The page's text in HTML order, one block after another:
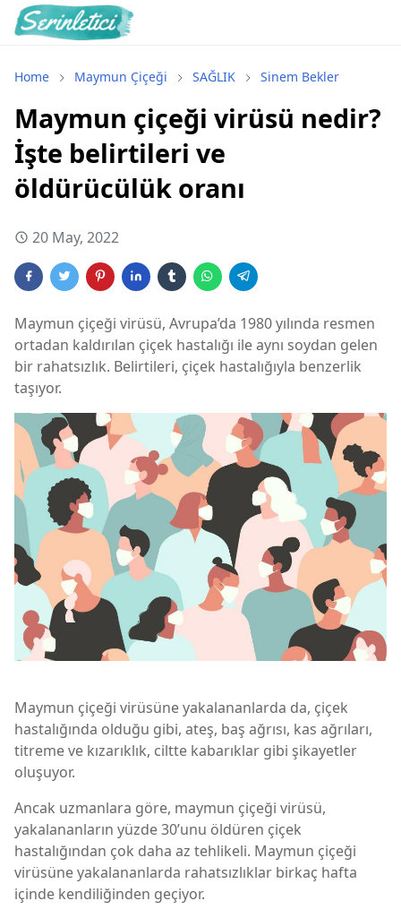
Home Maymun Çiçeği SAĞLIK Sinem Bekler
Maymun çiçeği virüsü nedir?
İşte belirtileri ve
öldürücülük oranı
20 May, 2022
Maymun çiçeği virüsü, Avrupa’da 1980 yılında resmen
ortadan kaldırılan çiçek hastalığı ile aynı soydan gelen
bir rahatsızlık. Belirtileri, çiçek hastalığıyla benzerlik
taşıyor.
Maymun çiçeği virüsüne yakalananlarda da, çiçek
hastalığında olduğu gibi, ateş, baş ağrısı, kas ağrıları,
titreme ve kızarıklık, ciltte kabarıklar gibi şikayetler
oluşuyor.
Ancak uzmanlara göre, maymun çiçeği virüsü,
yakalananların yüzde 30’unu öldüren çiçek
hastalığından çok daha az tehlikeli. Maymun çiçeği
virüsüne yakalananlarda rahatsızlıklar birkaç hafta
içinde kendiliğinden geçiyor.